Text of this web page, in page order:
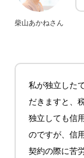
柴山あかねさん
私が独立した
だきますと、
独立しても信
のですが、信
契約の際に苦